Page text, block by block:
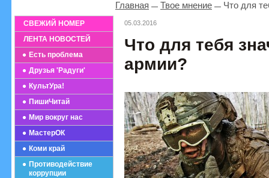
СВЕЖИЙ НОМЕР
ЛЕНТА НОВОСТЕЙ
Есть проблема
Друзья 'Радуги'
КультУра!
ПишиЧитай
Мир вокруг нас
МастерОК
Коми край
Противодействие
коррупции
Главная Твое мнение Что для
05.03.2016
Что для тебя
армии?